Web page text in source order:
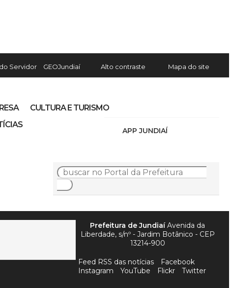
Servidor GEOJundiaí Alto contraste Mapa do site
APP JUNDIAÍ
CULTURA E TURISMO
Prefeitura de JundiaíAvenida da
Liberdade, s/nº - Jardim Botânico - CEP
13214-900
Feed RSS das notícias
Facebook
Instagram
YouTube Flickr Twitter